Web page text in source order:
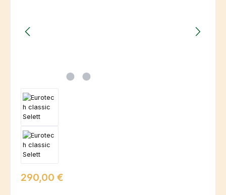
Regulärer Preis:
290,00 €